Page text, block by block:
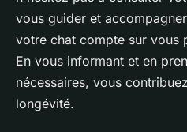
vous guider et
votre chat compte sur vous
En vous informant et en
nécessaires, vous
longévité.